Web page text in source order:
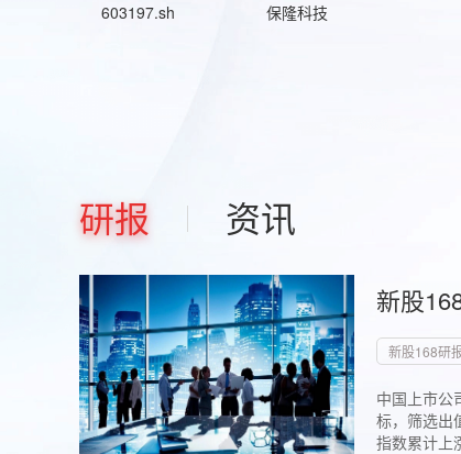
603197.sh 保隆科技
研报 资讯
新股
新股168研
中国上市公
标，筛选出
指数累计上